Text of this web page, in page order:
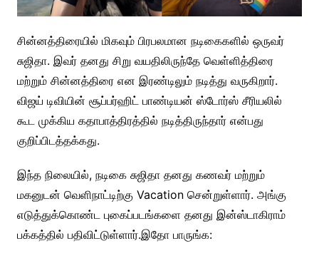
சின்னத்திரையில் மிகவும் பிரபலமான நடிகைகளில் ஒருவர்
சுஜிதா. இவர் தனது சிறு வயதிலிருந்தே வெள்ளித்திரை
மற்றும் சின்னத்திரை என இரண்டிலும் நடித்து வருகிறார்.
விஜய் டிவியின் சூப்பர்ஹிட் பாண்டியன் ஸ்டோர்ஸ் சீரியலில்
கூட முக்கிய கதாபாத்திரத்தில் நடித்திருந்தார் என்பது
குறிப்பிடத்தக்கது.
இந்த நிலையில், நடிகை சுஜிதா தனது கணவர் மற்றும்
மகனுடன் வெளிநாட்டிற்கு Vacation சென்றுள்ளார். அங்கு
எடுத்துக்கொண்ட புகைப்படங்களை தனது இன்ஸ்டாகிராம்
பக்கத்தில் பதிவிட்டுள்ளார்.இதோ பாருங்க: